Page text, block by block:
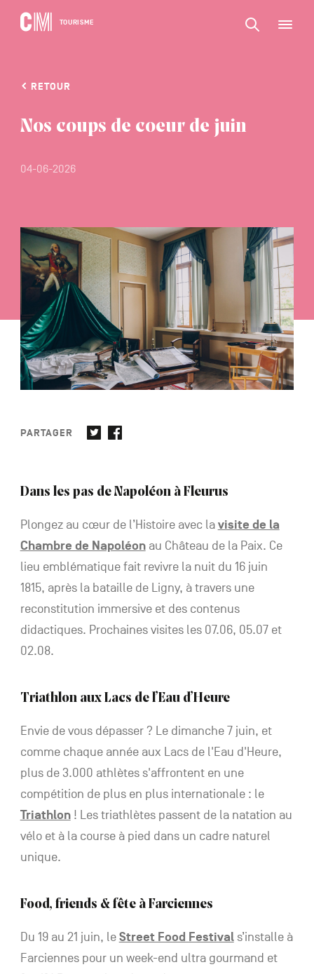
CM
Tourisme
TOURISME
principale
NL DE EN
Navigation
Rechercher
logement…
RETOUR
Nos coups de coeur de juin
04-06-2026
PARTAGER
Dans les pas de Napoléon à Fleurus
Plongez au cœur de l’Histoire avec lavisite de la
Chambre de Napoléonau Château de la Paix. Ce
lieu emblématique fait revivre la nuit du 16 juin
1815, après la bataille de Ligny, à travers une
reconstitution immersive et des contenus
didactiques. Prochaines visites les 07.06, 05.07 et
02.08.
Triathlon aux Lacs de l’Eau d’Heure
Envie de vous dépasser ? Le dimanche 7 juin, et
comme chaque année aux Lacs de l'Eau d'Heure,
plus de 3.000 athlètes s'affrontent en une
compétition de plus en plus internationale : le
Triathlon! Les triathlètes passent de la natation au
vélo et à la course à pied dans un cadre naturel
unique.
Food, friends & fête à Farciennes
Du 19 au 21 juin, leStreet Food Festivals’installe à
Farciennes pour un week-end ultra gourmand et